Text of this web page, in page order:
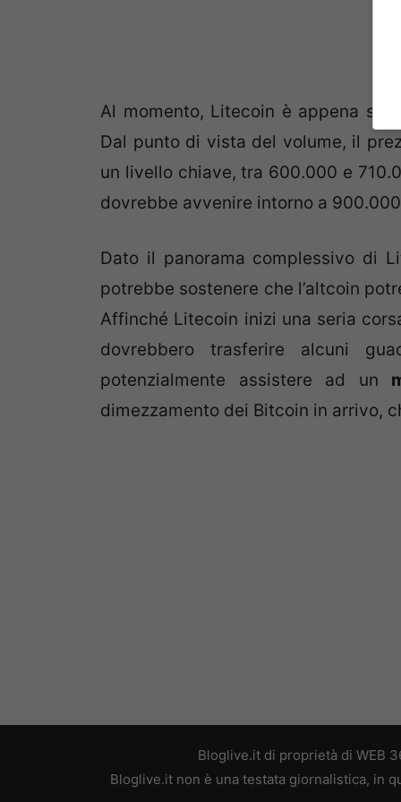
Al momento, Litecoin è appena
Dal punto di vista del volume, il
un livello chiave, tra 600.000 e
dovrebbe avvenire intorno a
Dato il panorama complessivo di
potrebbe sostenere che l’altcoin
Affinché Litecoin inizi una seria
dovrebbero trasferire alcuni
potenzialmente assistere ad un
dimezzamento dei Bitcoin in arrivo,
Bloglive.it di proprietà di WEB
Bloglive.it non è una testata giornalistica, in